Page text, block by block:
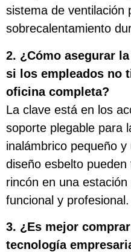
sistema de ventilación
sobrecalentamiento
2. ¿Cómo asegurar
si los empleados no
oficina completa?
La clave está en los
soporte plegable para
inalámbrico pequeño
diseño esbelto
rincón en una estación
funcional y profesional.
3. ¿Es mejor
tecnología